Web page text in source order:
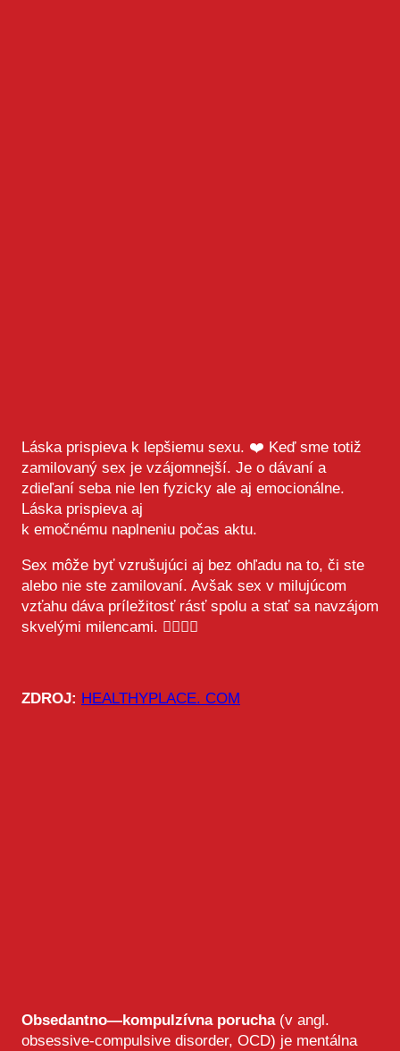
Láska prispieva k lepšiemu sexu. ❤️ Keď sme totiž
zamilovaný sex je vzájomnejší. Je o dávaní a
zdieľaní seba nie len fyzicky ale aj emocionálne.
Láska prispieva aj
k emočnému naplneniu počas aktu.
Sex môže byť vzrušujúci aj bez ohľadu na to, či ste
alebo nie ste zamilovaní. Avšak sex v milujúcom
vzťahu dáva príležitosť rásť spolu a stať sa navzájom
skvelými milencami. 👩‍❤️‍💋‍👨
ZDROJ: HEALTHYPLACE. COM
Obsedantno—kompulzívna porucha(v angl.
obsessive-compulsive disorder, OCD) je mentálna